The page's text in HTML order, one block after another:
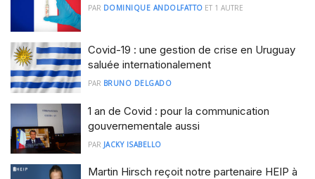
PAR DOMINIQUE ANDOLFATTO ET 1 AUTRE
Covid-19 : une gestion de crise en Uruguay
saluée internationalement
PAR BRUNO DELGADO
1 an de Covid : pour la communication
gouvernementale aussi
PAR JACKY ISABELLO
Martin Hirsch reçoit notre partenaire HEIP à